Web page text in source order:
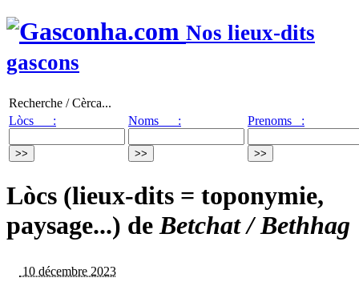
Nos lieux-dits
gascons
Recherche / Cèrca...
Lòcs :
Noms : Prenoms :
Lòcs (lieux-dits = toponymie,
paysage...) deBetchat / Bethhag
10 décembre 2023